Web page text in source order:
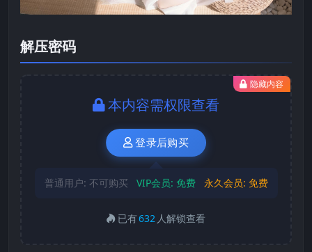
解压密码
隐藏内容
本内容需权限查看
登录后购买
普通用户: 不可购买 VIP会员: 免费 永久会员: 免费
已有632 人解锁查看